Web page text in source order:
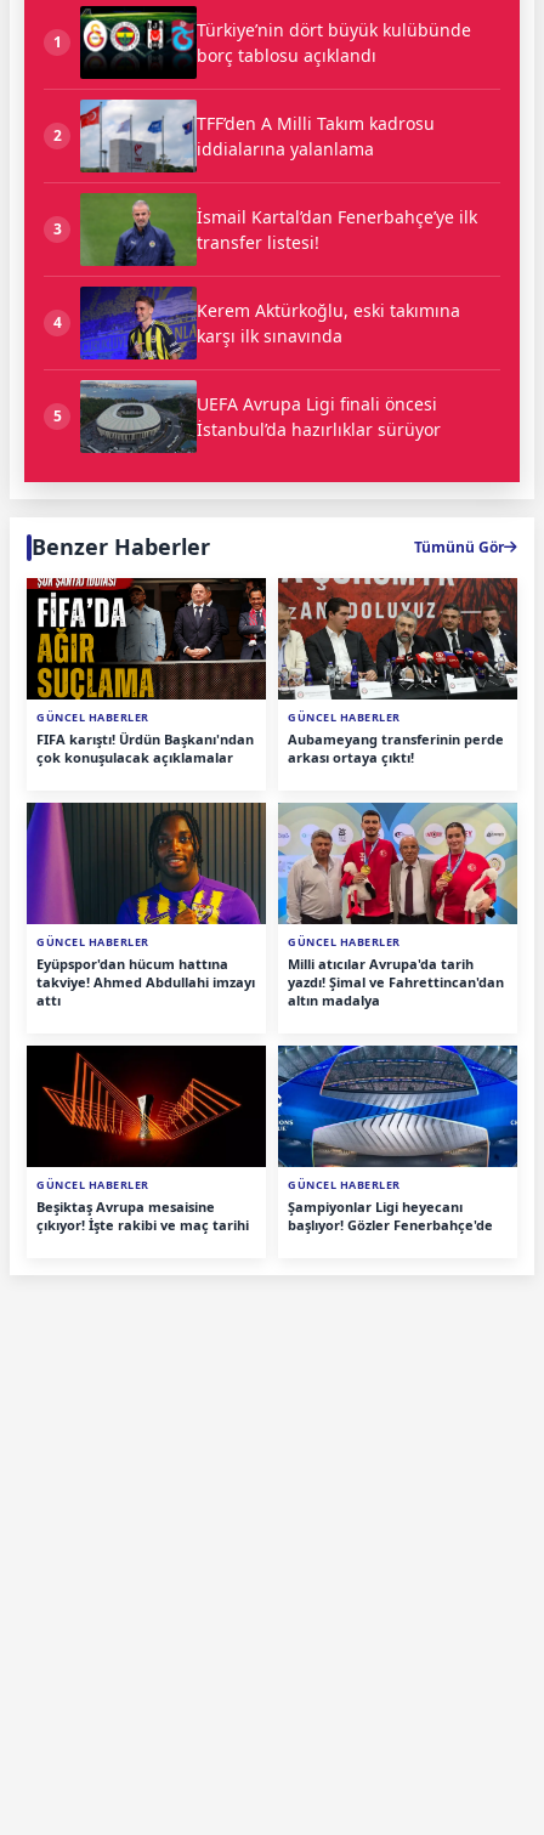
1
Türkiye’nin dört büyük kulübünde
borç tablosu açıklandı
2
TFF’den A Milli Takım kadrosu
iddialarına yalanlama
3
İsmail Kartal’dan Fenerbahçe’ye ilk
transfer listesi!
4
Kerem Aktürkoğlu, eski takımına
karşı ilk sınavında
5
UEFA Avrupa Ligi finali öncesi
İstanbul’da hazırlıklar sürüyor
Benzer Haberler Tümünü Gör
GÜNCEL HABERLER
FIFA karıştı! Ürdün Başkanı'ndan
çok konuşulacak açıklamalar
GÜNCEL HABERLER
Aubameyang transferinin perde
arkası ortaya çıktı!
GÜNCEL HABERLER
Eyüpspor'dan hücum hattına
takviye! Ahmed Abdullahi imzayı
attı
GÜNCEL HABERLER
Milli atıcılar Avrupa'da tarih
yazdı! Şimal ve Fahrettincan'dan
altın madalya
GÜNCEL HABERLER
Beşiktaş Avrupa mesaisine
çıkıyor! İşte rakibi ve maç tarihi
GÜNCEL HABERLER
Şampiyonlar Ligi heyecanı
başlıyor! Gözler Fenerbahçe'de